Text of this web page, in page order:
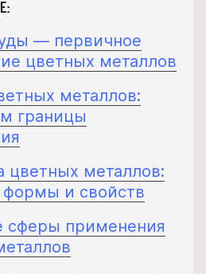
— первичное
цветных металлов
металлов:
границы
цветных металлов:
формы и свойств
сферы применения